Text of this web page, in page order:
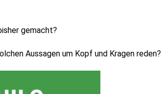
gemacht?
Aussagen um Kopf und Kragen reden?